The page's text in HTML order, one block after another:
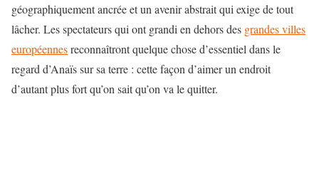
géographiquement ancrée et un avenir abstrait qui exige de tout
lâcher. Les spectateurs qui ont grandi en dehors des grandes villes
européennesreconnaîtront quelque chose d’essentiel dans le
regard d’Anaïs sur sa terre : cette façon d’aimer un endroit
d’autant plus fort qu’on sait qu’on va le quitter.